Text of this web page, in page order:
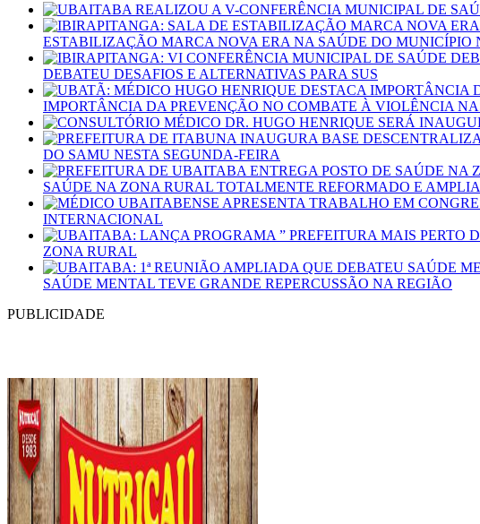
ESTABILIZAÇÃO MARCA NOVA ERA NA SAÚDE DO MUNICÍPIO
DEBATEU DESAFIOS E ALTERNATIVAS PARA SUS
IMPORTÂNCIA DA PREVENÇÃO NO COMBATE À VIOLÊNCIA
DO SAMU NESTA SEGUNDA-FEIRA
SAÚDE NA ZONA RURAL TOTALMENTE REFORMADO E
INTERNACIONAL
ZONA RURAL
SAÚDE MENTAL TEVE GRANDE REPERCUSSÃO NA REGIÃO
PUBLICIDADE